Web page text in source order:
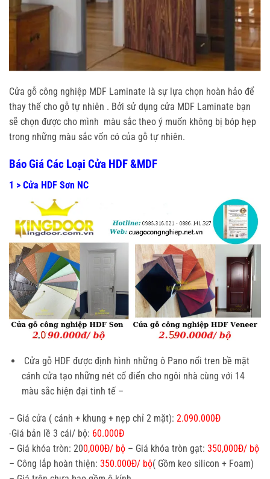
Cửa gỗ công nghiệp MDF Laminate là sự lựa chọn hoàn hảo để
thay thế cho gỗ tự nhiên . Bởi sử dụng cửa MDF Laminate bạn
sẽ chọn được cho mình màu sắc theo ý muốn không bị bóp hẹp
trong những màu sắc vốn có của gỗ tự nhiên.
Báo Giá Các Loại Cửa HDF &MDF
1 > Cửa HDF Sơn NC
Cửa gỗ HDF được định hình những ô Pano nổi tren bề mặt
cánh cửa tạo những nét cổ điển cho ngôi nhà cùng với 14
màu sắc hiện đại tinh tế –
– Giá cửa ( cánh + khung + nẹp chỉ 2 mặt): 2.090.000Đ
-Giá bản lề 3 cái/ bộ: 60.000Đ
– Giá khóa tròn: 200,000Đ/ bộ – Giá khóa tròn gạt: 350,000Đ/ bộ
– Công lắp hoàn thiện: 350.000Đ/ bộ( Gồm keo silicon + Foam)